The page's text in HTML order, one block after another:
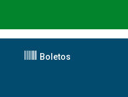
Boletos